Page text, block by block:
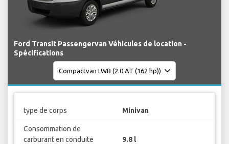
Ford Transit Passengervan Véhicules de location -
Spécifications
type de corps Minivan
Consommation de
carburant en conduite
9.8 l